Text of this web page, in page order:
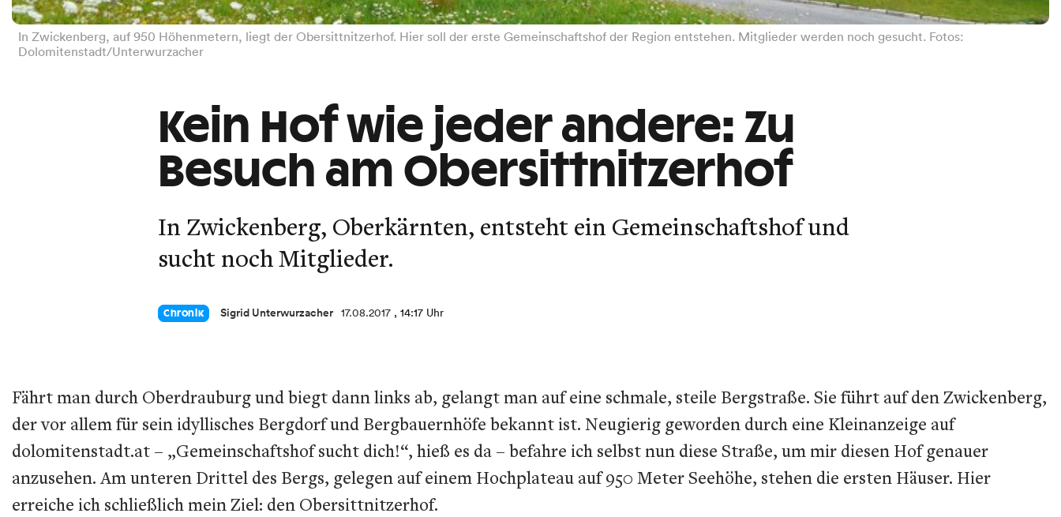
In Zwickenberg, auf 950 Höhenmetern, liegt der Obersittnitzerhof. Hier soll der erste Gemeinschaftshof der Region entstehen. Mitglieder werden noch gesucht. Fotos:
Dolomitenstadt/Unterwurzacher
Kein Hof wie jeder andere: Zu
Besuch am Obersittnitzerhof
In Zwickenberg, Oberkärnten, entsteht ein Gemeinschaftshof und
sucht noch Mitglieder.
Chronik Sigrid Unterwurzacher 17.08.2017 , 14:17 Uhr
Fährt man durch Oberdrauburg und biegt dann links ab, gelangt man auf eine schmale, steile Bergstraße. Sie führt auf den Zwickenberg,
der vor allem für sein idyllisches Bergdorf und Bergbauernhöfe bekannt ist. Neugierig geworden durch eine Kleinanzeige auf
dolomitenstadt.at – „Gemeinschaftshof sucht dich!“, hieß es da – befahre ich selbst nun diese Straße, um mir diesen Hof genauer
anzusehen. Am unteren Drittel des Bergs, gelegen auf einem Hochplateau auf 950 Meter Seehöhe, stehen die ersten Häuser. Hier
erreiche ich schließlich mein Ziel: den Obersittnitzerhof.